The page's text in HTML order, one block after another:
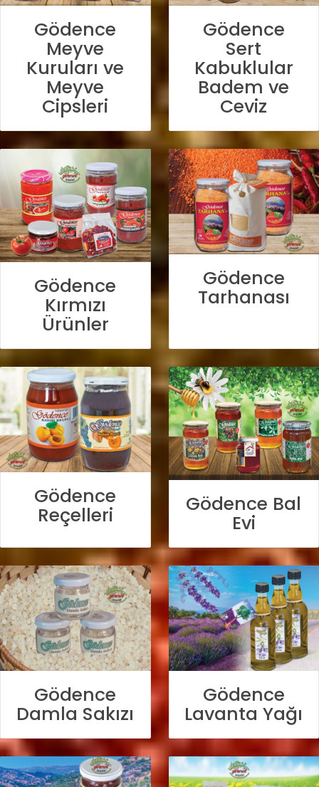
Gödence
Meyve
Kuruları ve
Meyve
Cipsleri
Gödence
Sert
Kabuklular
Badem ve
Ceviz
Gödence
Kırmızı
Ürünler
Gödence
Tarhanası
Gödence
Reçelleri Gödence Bal
Evi
Gödence
Damla Sakızı
Gödence
Lavanta Yağı